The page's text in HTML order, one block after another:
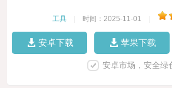
工具 时间：2025-11-01
安卓下载 苹果下载
安卓市场，安全绿